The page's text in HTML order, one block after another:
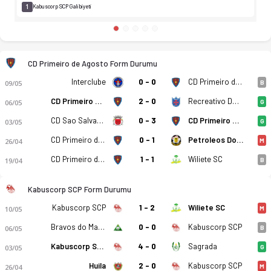
1 Kabuscorp SCP Galibiyeti
CD Primeiro de Agosto Form Durumu
09/05 Interclube 0 - 0 CD Primeiro de Agosto B
06/05 CD Primeiro de Agosto 2 - 0 Recreativo Do Libolo G
03/05 CD Sao Salvador 0 - 3 CD Primeiro de Agosto G
26/04 CD Primeiro de Agosto 0 - 1 Petroleos Do Lobito M
19/04 CD Primeiro de Agosto 1 - 1 Wiliete SC B
Kabuscorp SCP Form Durumu
10/05 Kabuscorp SCP 1 - 2 Wiliete SC M
06/05 Bravos do Maquis 0 - 0 Kabuscorp SCP B
03/05 Kabuscorp SCP 4 - 0 Sagrada G
26/04 Huila 2 - 0 Kabuscorp SCP M